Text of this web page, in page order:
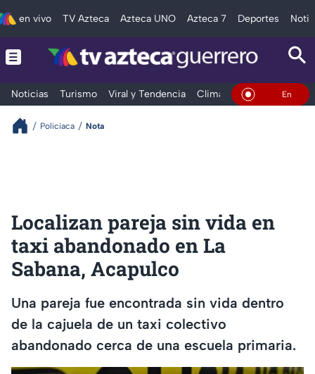
en vivo TV Azteca Azteca UNO Azteca 7 Deportes
Noticias Turismo Viral y Tendencia Clima Deportes En Vivo
Policiaca Nota
Localizan pareja sin vida en
taxi abandonado en La
Sabana, Acapulco
Una pareja fue encontrada sin vida dentro
de la cajuela de un taxi colectivo
abandonado cerca de una escuela primaria.